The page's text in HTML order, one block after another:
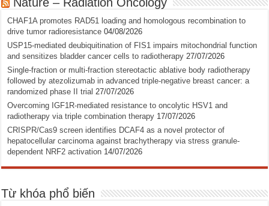
Nature – Radiation Oncology
CHAF1A promotes RAD51 loading and homologous recombination to
drive tumor radioresistance 04/08/2026
USP15-mediated deubiquitination of FIS1 impairs mitochondrial function
and sensitizes bladder cancer cells to radiotherapy 27/07/2026
Single-fraction or multi-fraction stereotactic ablative body radiotherapy
followed by atezolizumab in advanced triple-negative breast cancer: a
randomized phase II trial 27/07/2026
Overcoming IGF1R-mediated resistance to oncolytic HSV1 and
radiotherapy via triple combination therapy 17/07/2026
CRISPR/Cas9 screen identifies DCAF4 as a novel protector of
hepatocellular carcinoma against brachytherapy via stress granule-
dependent NRF2 activation 14/07/2026
Từ khóa phổ biến